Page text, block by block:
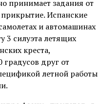
принимает задания от
Испанские
и автомашинах
3 силуэта летящих
креста,
друг от
летной работы